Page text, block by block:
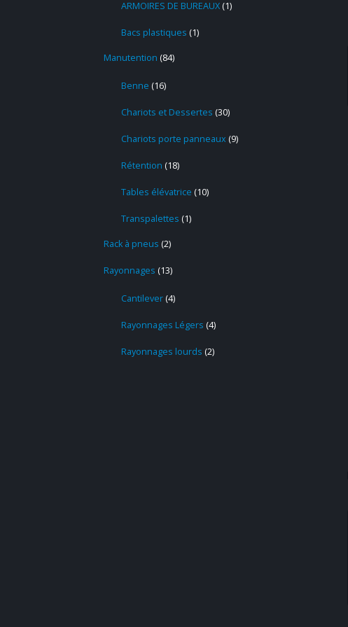
ARMOIRES DE BUREAUX 1
Bacs plastiques 1
Manutention 84
Benne 16
Chariots et Dessertes 30
Chariots porte panneaux 9
Rétention 18
Tables élévatrice 10
Transpalettes 1
Rack à pneus 2
Rayonnages 13
Cantilever 4
Rayonnages Légers 4
Rayonnages lourds 2